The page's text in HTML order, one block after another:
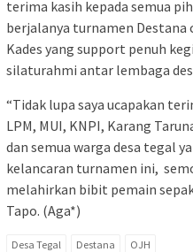
terima kasih kepada semua
berjalanya turnamen Destana
Kades yang support penuh
silaturahmi antar lembaga
“Tidak lupa saya ucapakan
LPM, MUI, KNPI, Karang
dan semua warga desa tegal
kelancaran turnamen ini,
melahirkan bibit pemain
Tapo. (Aga*)
Desa Tegal Destana OJH